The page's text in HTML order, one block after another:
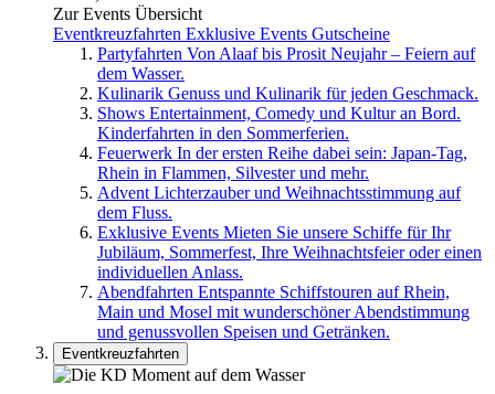
Zur Events Übersicht
Eventkreuzfahrten Exklusive Events Gutscheine
Partyfahrten Von Alaaf bis Prosit Neujahr – Feiern auf
dem Wasser.
Kulinarik Genuss und Kulinarik für jeden Geschmack.
Shows Entertainment, Comedy und Kultur an Bord.
Kinderfahrten in den Sommerferien.
Feuerwerk In der ersten Reihe dabei sein: Japan-Tag,
Rhein in Flammen, Silvester und mehr.
Advent Lichterzauber und Weihnachtsstimmung auf
dem Fluss.
Exklusive Events Mieten Sie unsere Schiffe für Ihr
Jubiläum, Sommerfest, Ihre Weihnachtsfeier oder einen
individuellen Anlass.
Abendfahrten Entspannte Schiffstouren auf Rhein,
Main und Mosel mit wunderschöner Abendstimmung
und genussvollen Speisen und Getränken.
Eventkreuzfahrten